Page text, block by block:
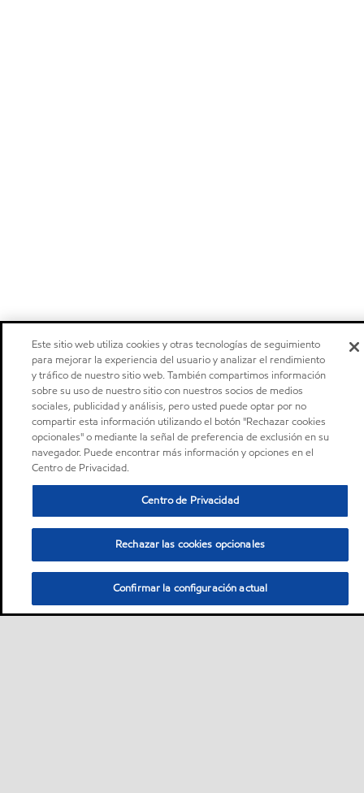
Este sitio web utiliza cookies y otras tecnologías de seguimiento
para mejorar la experiencia del usuario y analizar el rendimiento
y tráfico de nuestro sitio web. También compartimos información
sobre su uso de nuestro sitio con nuestros socios de medios
sociales, publicidad y análisis, pero usted puede optar por no
compartir esta información utilizando el botón "Rechazar cookies
opcionales" o mediante la señal de preferencia de exclusión en su
navegador. Puede encontrar más información y opciones en el
Centro de Privacidad.
Centro de Privacidad
Rechazar las cookies opcionales
Confirmar la configuración actual